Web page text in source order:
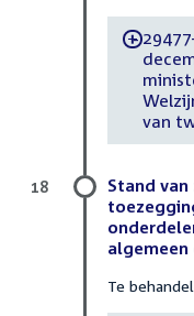
-
van
Stand
algemeen
Te
18